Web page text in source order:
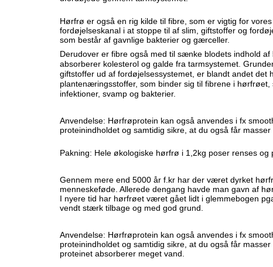
Hørfrø er også en rig kilde til fibre, som er vigtig for
fordøjelseskanal i at stoppe til af slim, giftstoffer og
som består af gavnlige bakterier og gærceller.
Derudover er fibre også med til sænke blodets indhold
absorberer kolesterol og galde fra tarmsystemet.
giftstoffer ud af fordøjelsessystemet, er blandt andet det
plantenæringsstoffer, som binder sig til fibrene i
infektioner, svamp og bakterier.
Anvendelse: Hørfrøprotein kan også anvendes i fx
proteinindholdet og samtidig sikre, at du også får masser
Pakning: Hele økologiske hørfrø i 1,2kg poser renses
Gennem mere end 5000 år f.kr har der været dyrket
menneskeføde. Allerede dengang havde man gavn af
I nyere tid har hørfrøet været gået lidt i glemmebogen
vendt stærk tilbage og med god grund.
Anvendelse: Hørfrøprotein kan også anvendes i fx
proteinindholdet og samtidig sikre, at du også får
proteinet absorberer meget vand.